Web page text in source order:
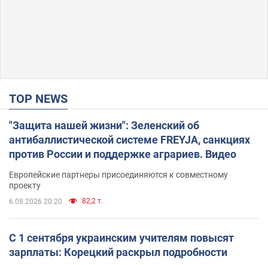
TOP NEWS
"Защита нашей жизни": Зеленский об
антибаллистической системе FREYJA, санкциях
против России и поддержке аграриев. Видео
Европейские партнеры присоединяются к совместному
проекту
6.08.2026 20:20 82,2 т.
С 1 сентября украинским учителям повысят
зарплаты: Корецкий раскрыл подробности